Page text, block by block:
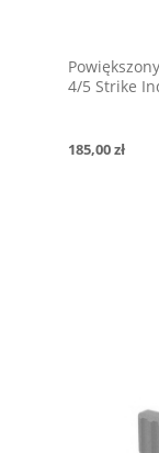
4/5 Strike
185,00 zł